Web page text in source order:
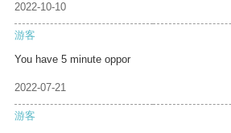
2022-10-10
游客
You have 5 minute oppor
2022-07-21
游客